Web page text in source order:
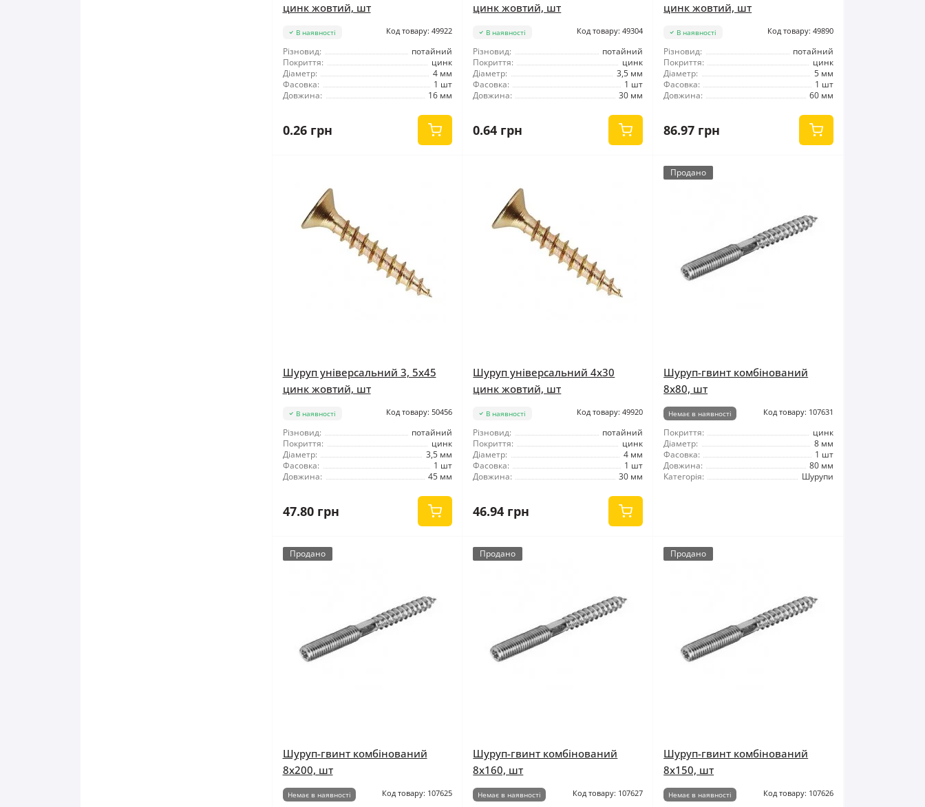
цинк жовтий, шт
В наявності Код товару: 49922
Різновид:
потайний
Покриття:
цинк
Діаметр:
4 мм
Фасовка:
1 шт
Довжина:
16 мм
0.26 грн
цинк жовтий, шт
В наявності Код товару: 49304
Різновид:
потайний
Покриття:
цинк
Діаметр:
3,5 мм
Фасовка:
1 шт
Довжина:
30 мм
0.64 грн
цинк жовтий, шт
В наявності Код товару: 49890
Різновид:
потайний
Покриття:
цинк
Діаметр:
5 мм
Фасовка:
1 шт
Довжина:
60 мм
86.97 грн
Шуруп універсальний 3, 5x45
цинк жовтий, шт
В наявності Код товару: 50456
Різновид:
потайний
Покриття:
цинк
Діаметр:
3,5 мм
Фасовка:
1 шт
Довжина:
45 мм
47.80 грн
Шуруп універсальний 4x30
цинк жовтий, шт
В наявності Код товару: 49920
Різновид:
потайний
Покриття:
цинк
Діаметр:
4 мм
Фасовка:
1 шт
Довжина:
30 мм
46.94 грн
Продано
Шуруп-гвинт комбінований
8x80, шт
Немає в наявності Код товару: 107631
Покриття:
цинк
Діаметр:
8 мм
Фасовка:
1 шт
Довжина:
80 мм
Категорія:
Шурупи
Продано
Шуруп-гвинт комбінований
8x200, шт
Немає в наявності Код товару: 107625
Продано
Шуруп-гвинт комбінований
8x160, шт
Немає в наявності Код товару: 107627
Продано
Шуруп-гвинт комбінований
8x150, шт
Немає в наявності Код товару: 107626